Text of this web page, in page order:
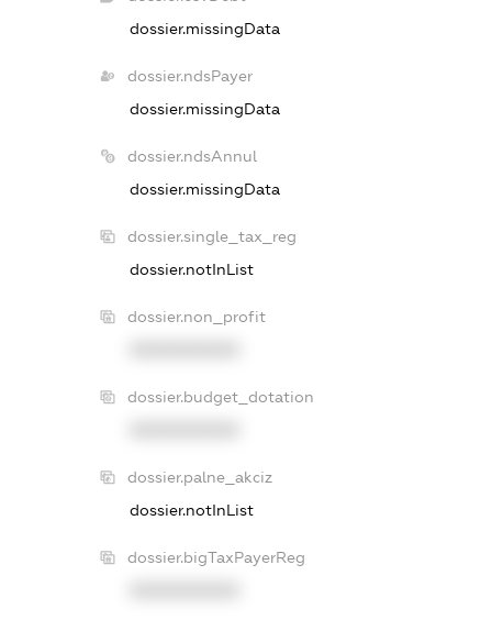
dossier.missingData
dossier.ndsPayer
dossier.missingData
dossier.ndsAnnul
dossier.missingData
dossier.single_tax_reg
dossier.notInList
dossier.non_profit
dossier.budget_dotation
dossier.palne_akciz
dossier.notInList
dossier.bigTaxPayerReg